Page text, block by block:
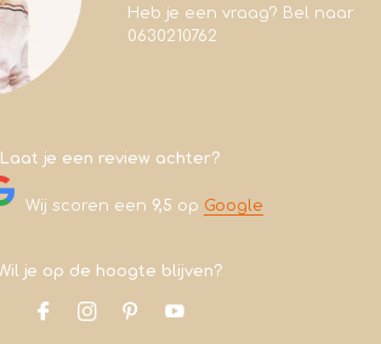
Heb je een vraag? Bel naar
0630210762
Laat je een review achter?
Wij scoren een 9,5 op Google
je op de hoogte blijven?